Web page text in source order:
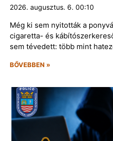
2026. augusztus. 6. 00:10
Még ki sem nyitották a
cigaretta- és
sem tévedett: több mint
BŐVEBBEN »